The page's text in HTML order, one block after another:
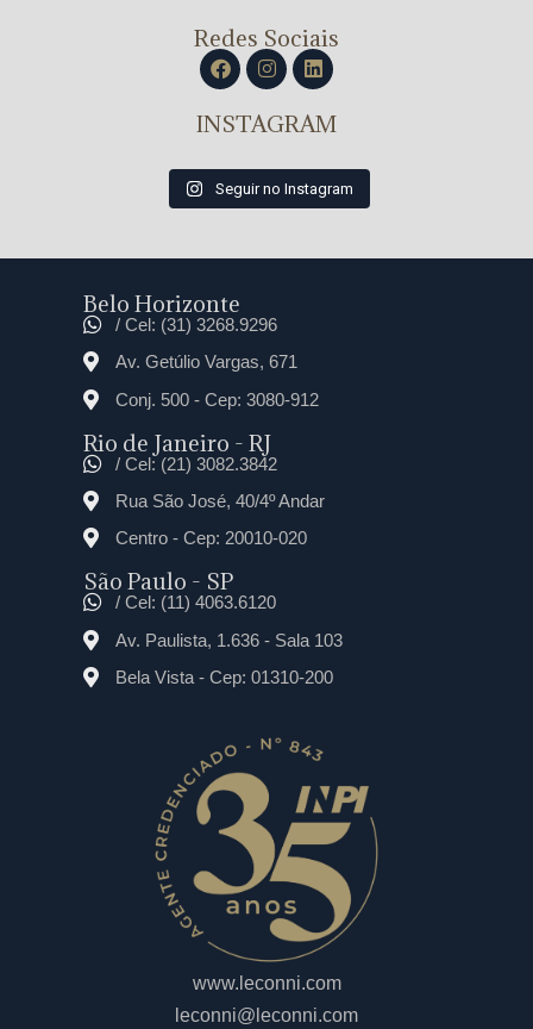
Redes Sociais
INSTAGRAM
Seguir no Instagram
Belo Horizonte
/ Cel: (31) 3268.9296
Av. Getúlio Vargas, 671
Conj. 500 - Cep: 3080-912
Rio de Janeiro - RJ
/ Cel: (21) 3082.3842
Rua São José, 40/4º Andar
Centro - Cep: 20010-020
São Paulo - SP
/ Cel: (11) 4063.6120
Av. Paulista, 1.636 - Sala 103
Bela Vista - Cep: 01310-200
www.leconni.com
leconni@leconni.com